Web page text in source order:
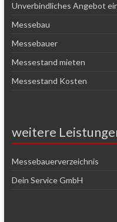
Unverbindliches Angebot
Messebau
Messebauer
Messestand mieten
Messestand Kosten
weitere
Messebauerverzeichnis
Dein Service GmbH